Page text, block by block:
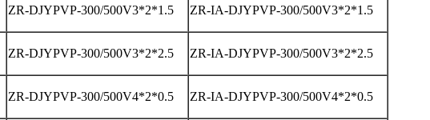
ZR-DJYPVP-300/500V3*2*1.5 ZR-IA-DJYPVP-300/500V3*2*1.5
ZR-DJYPVP-300/500V3*2*2.5 ZR-IA-DJYPVP-300/500V3*2*2.5
ZR-DJYPVP-300/500V4*2*0.5 ZR-IA-DJYPVP-300/500V4*2*0.5